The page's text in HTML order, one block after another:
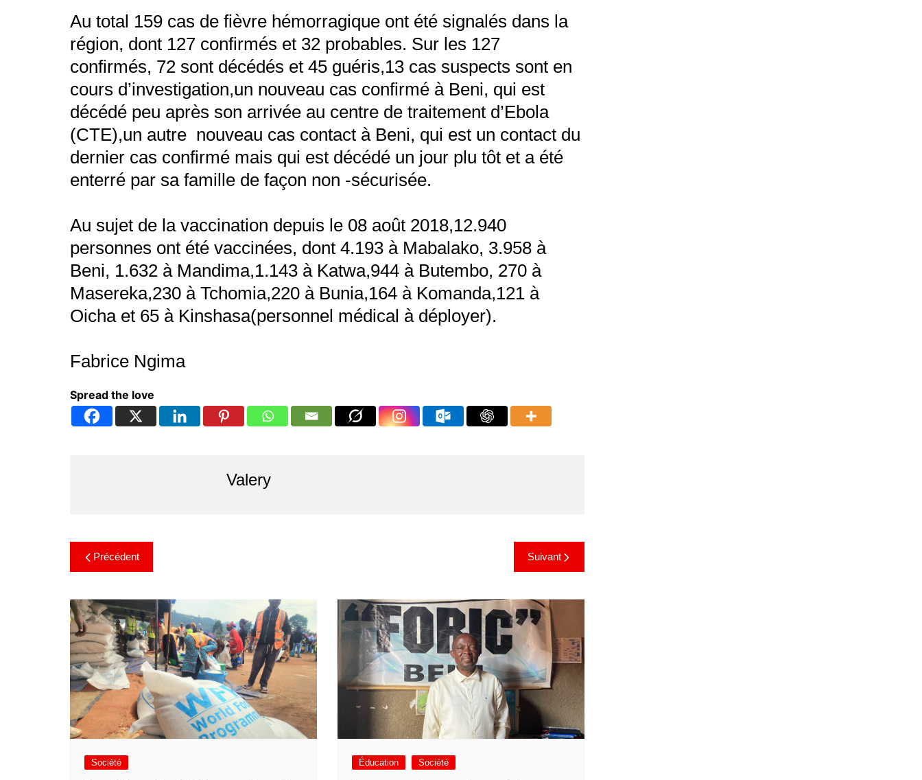
Au total 159 cas de fièvre hémorragique ont été signalés dans la
région, dont 127 confirmés et 32 probables. Sur les 127
confirmés, 72 sont décédés et 45 guéris,13 cas suspects sont en
cours d’investigation,un nouveau cas confirmé à Beni, qui est
décédé peu après son arrivée au centre de traitement d’Ebola
(CTE),un autre nouveau cas contact à Beni, qui est un contact du
dernier cas confirmé mais qui est décédé un jour plu tôt et a été
enterré par sa famille de façon non -sécurisée.
Au sujet de la vaccination depuis le 08 août 2018,12.940
personnes ont été vaccinées, dont 4.193 à Mabalako, 3.958 à
Beni, 1.632 à Mandima,1.143 à Katwa,944 à Butembo, 270 à
Masereka,230 à Tchomia,220 à Bunia,164 à Komanda,121 à
Oicha et 65 à Kinshasa(personnel médical à déployer).
Fabrice Ngima
Spread the love
Valery
Précédent Suivant
Société Éducation Société